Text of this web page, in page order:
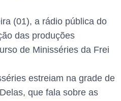
(01), a rádio pública do
das produções
de Minisséries da Frei
estreiam na grade de
que fala sobre as